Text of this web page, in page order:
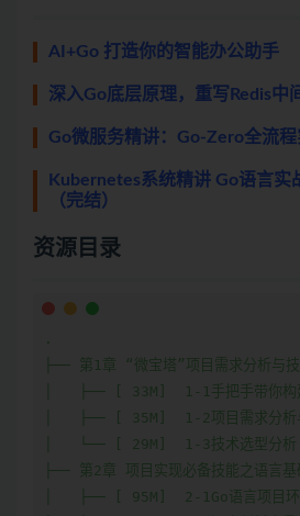
AI+Go 打造你的智能办公助手
深入Go底层原理，重写Redis中
Go微服务精讲：Go-Zero全流
Kubernetes系统精讲 Go语言实
（完结）
资源目录
.
├── 第1章 “微宝塔”项目需求分析与
│   ├── [ 33M]  1-1手把手带你构
│   ├── [ 35M]  1-2项目需求分析
│   └── [ 29M]  1-3技术选型分析
├── 第2章 项目实现必备技能之语言
│   ├── [ 95M]  2-1Go语言项目环